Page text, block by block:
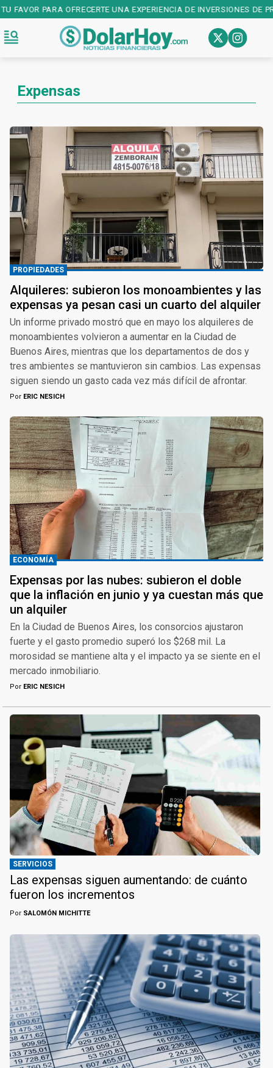
PARA OFRECERTE UNA EXPERIENCIA DE INVERSIONES DE
Expensas
PROPIEDADES
Alquileres: subieron los monoambientes y las
expensas ya pesan casi un cuarto del alquiler
Un informe privado mostró que en mayo los alquileres de
monoambientes volvieron a aumentar en la Ciudad de
Buenos Aires, mientras que los departamentos de dos y
tres ambientes se mantuvieron sin cambios. Las expensas
siguen siendo un gasto cada vez más difícil de afrontar.
Por ERIC NESICH
ECONOMÍA
Expensas por las nubes: subieron el doble
que la inflación en junio y ya cuestan más que
un alquiler
En la Ciudad de Buenos Aires, los consorcios ajustaron
fuerte y el gasto promedio superó los $268 mil. La
morosidad se mantiene alta y el impacto ya se siente en el
mercado inmobiliario.
Por ERIC NESICH
SERVICIOS
Las expensas siguen aumentando: de cuánto
fueron los incrementos
Por SALOMÓN MICHITTE